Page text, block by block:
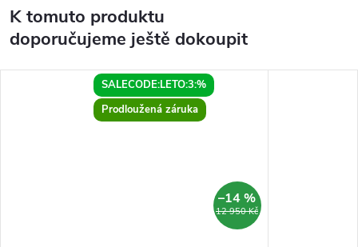
K tomuto produktu
doporučujeme ještě dokoupit
SALECODE:LETO:3:%
Prodloužená záruka
12 950 Kč
–14 %